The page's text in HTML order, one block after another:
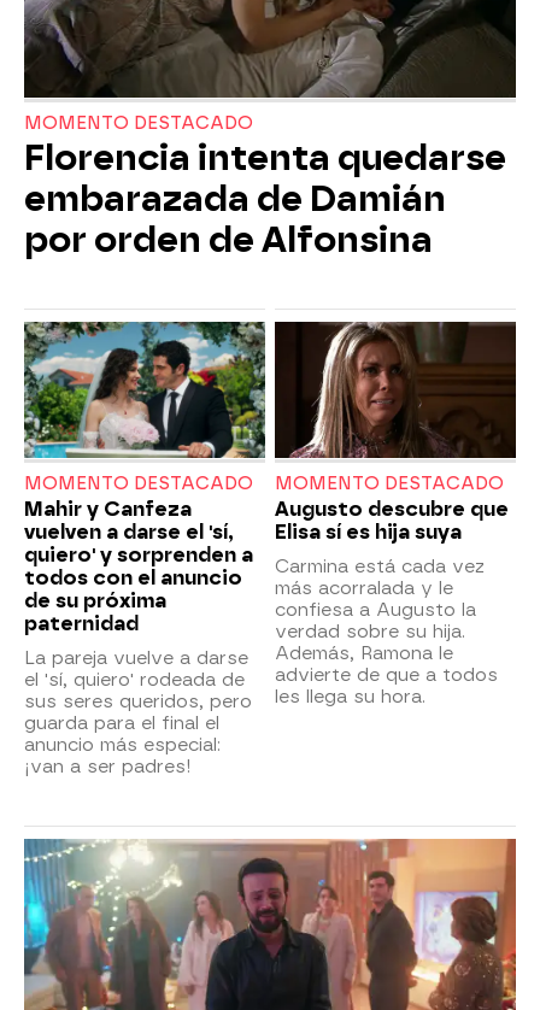
MOMENTO DESTACADO
Florencia intenta quedarse
embarazada de Damián
por orden de Alfonsina
MOMENTO DESTACADO
Mahir y Canfeza
vuelven a darse el 'sí,
quiero' y sorprenden a
todos con el anuncio
de su próxima
paternidad
La pareja vuelve a darse
el 'sí, quiero' rodeada de
sus seres queridos, pero
guarda para el final el
anuncio más especial:
¡van a ser padres!
MOMENTO DESTACADO
Augusto descubre que
Elisa sí es hija suya
Carmina está cada vez
más acorralada y le
confiesa a Augusto la
verdad sobre su hija.
Además, Ramona le
advierte de que a todos
les llega su hora.